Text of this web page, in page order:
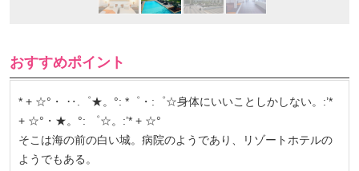
おすすめポイント
* + ☆°・ ‥.゜★。°: *゜・:゜☆身体にいいことしかしない。:’*
+ ☆°・★。°: ゜☆。:’* + ☆°
そこは海の前の白い城。病院のようであり、リゾートホテルの
ようでもある。